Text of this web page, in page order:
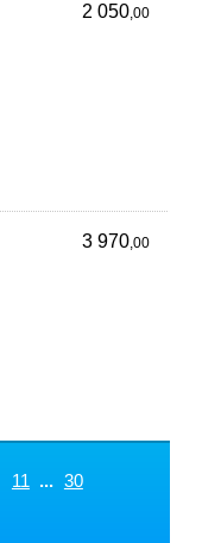
2 050,00
3 970,00
11 ... 30